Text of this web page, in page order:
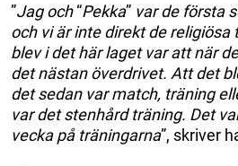
”Jag och“Pekka” var de första
och vi är inte direkt de religiösa
blev i det här laget var att när
det nästan överdrivet. Att det
det sedan var match, träning
var det stenhård träning. Det
vecka på träningarna”, skriver